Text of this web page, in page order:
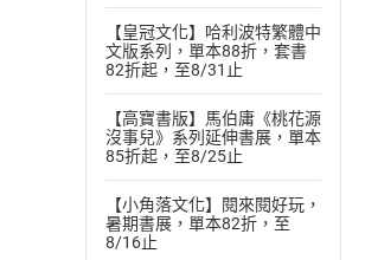
【皇冠文化】哈利波特繁體中
文版系列，單本88折，套書
82折起，至8/31止
【高寶書版】馬伯庸《桃花源
沒事兒》系列延伸書展，單本
85折起，至8/25止
【小角落文化】閱來閱好玩，
暑期書展，單本82折，至
8/16止